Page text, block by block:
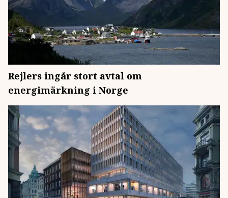
Rejlers ingår stort avtal om
energimärkning i Norge